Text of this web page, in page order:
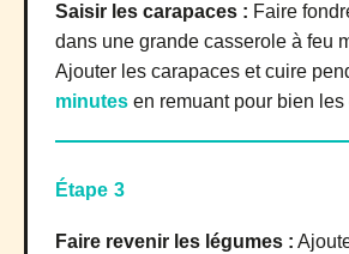
Saisir les carapaces : Faire
dans une grande casserole à feu
Ajouter les carapaces et cuire
minutes en remuant pour bien les
Étape 3
Faire revenir les légumes :